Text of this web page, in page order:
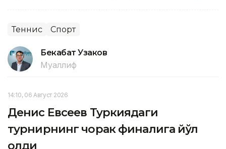
Теннис Спорт
Бекабат Узаков
Муаллиф
14:10, 06 Август 2026
Денис Евсеев Туркиядаги
турнирнинг чорак финалига йўл
олди